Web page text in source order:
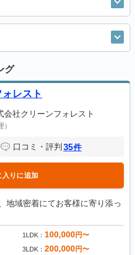
グ
レスト
会社クリーンフォレスト
口コミ・評判 35件
入りに追加
地域密着にてお客様に寄り添っ
1LDK 100,000円〜
3LDK 200,000円〜